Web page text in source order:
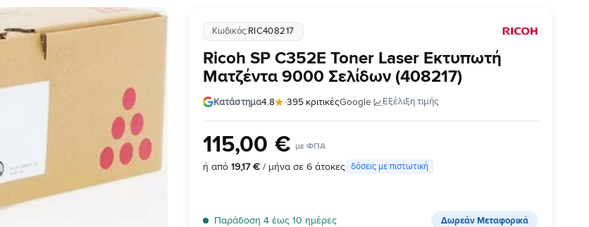
Κωδικός:RIC408217
Ricoh SP C352E Toner Laser Εκτυπωτή
Ματζέντα 9000 Σελίδων (408217)
Κατάστημα4.8 ·395 κριτικέςGoogle· Εξέλιξη τιμής
115,00 €
ή από 19,17 €/ μήνα σε 6 άτοκες δόσεις με πιστωτική
Παράδοση 4 έως 10 ημέρες Δωρεάν Μεταφορικά